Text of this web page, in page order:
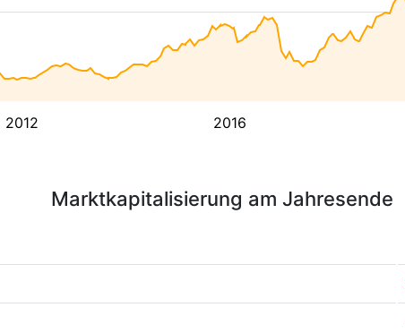
2012 2016
Marktkapitalisierung am Jahresende